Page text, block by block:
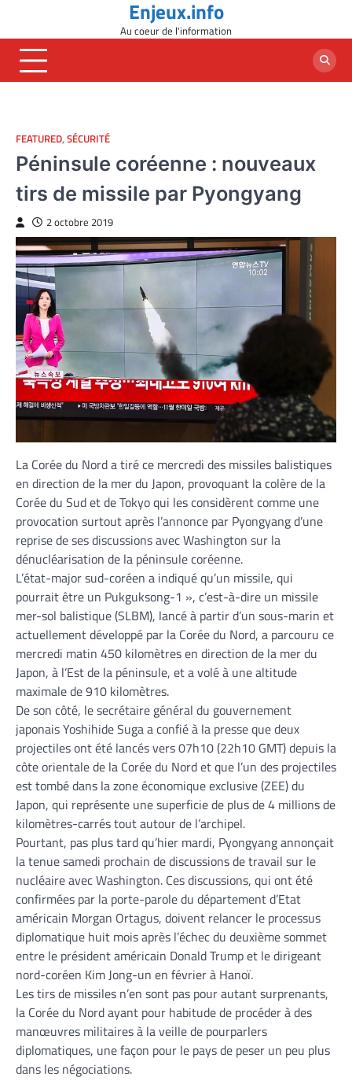
content
Enjeux.info
Au coeur de l'information
FEATURED, SÉCURITÉ
Péninsule coréenne : nouveaux
tirs de missile par Pyongyang
2 octobre 2019
La Corée du Nord a tiré ce mercredi des missiles balistiques
en direction de la mer du Japon, provoquant la colère de la
Corée du Sud et de Tokyo qui les considèrent comme une
provocation surtout après l’annonce par Pyongyang d’une
reprise de ses discussions avec Washington sur la
dénucléarisation de la péninsule coréenne.
L’état-major sud-coréen a indiqué qu’un missile, qui
pourrait être un Pukguksong-1 », c’est-à-dire un missile
mer-sol balistique (SLBM), lancé à partir d’un sous-marin et
actuellement développé par la Corée du Nord, a parcouru ce
mercredi matin 450 kilomètres en direction de la mer du
Japon, à l’Est de la péninsule, et a volé à une altitude
maximale de 910 kilomètres.
De son côté, le secrétaire général du gouvernement
japonais Yoshihide Suga a confié à la presse que deux
projectiles ont été lancés vers 07h10 (22h10 GMT) depuis la
côte orientale de la Corée du Nord et que l’un des projectiles
est tombé dans la zone économique exclusive (ZEE) du
Japon, qui représente une superficie de plus de 4 millions de
kilomètres-carrés tout autour de l’archipel.
Pourtant, pas plus tard qu’hier mardi, Pyongyang annonçait
la tenue samedi prochain de discussions de travail sur le
nucléaire avec Washington. Ces discussions, qui ont été
confirmées par la porte-parole du département d’Etat
américain Morgan Ortagus, doivent relancer le processus
diplomatique huit mois après l’échec du deuxième sommet
entre le président américain Donald Trump et le dirigeant
nord-coréen Kim Jong-un en février à Hanoï.
Les tirs de missiles n’en sont pas pour autant surprenants,
la Corée du Nord ayant pour habitude de procéder à des
manœuvres militaires à la veille de pourparlers
diplomatiques, une façon pour le pays de peser un peu plus
dans les négociations.